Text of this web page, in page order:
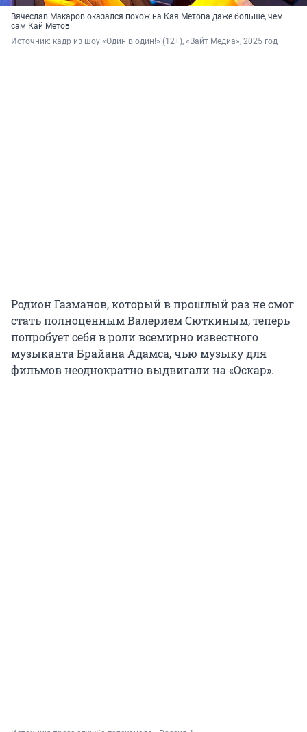
Вячеслав Макаров оказался похож на Кая Метова даже больше, чем
сам Кай Метов
Источник: кадр из шоу «Один в один!» (12+), «Вайт Медиа», 2025 год
Родион Газманов, который в прошлый раз не смог
стать полноценным Валерием Сюткиным, теперь
попробует себя в роли всемирно известного
музыканта Брайана Адамса, чью музыку для
фильмов неоднократно выдвигали на «Оскар».